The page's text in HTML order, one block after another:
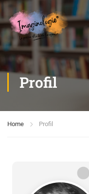
Profil
Home Profil